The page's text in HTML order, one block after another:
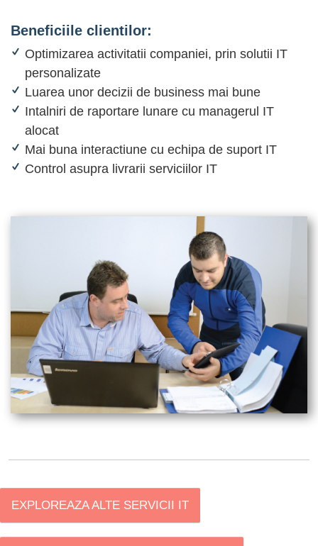
Beneficiile clientilor:
Optimizarea activitatii companiei, prin solutii IT
personalizate
Luarea unor decizii de business mai bune
Intalniri de raportare lunare cu managerul IT
alocat
Mai buna interactiune cu echipa de suport IT
Control asupra livrarii serviciilor IT
EXPLOREAZA ALTE SERVICII IT